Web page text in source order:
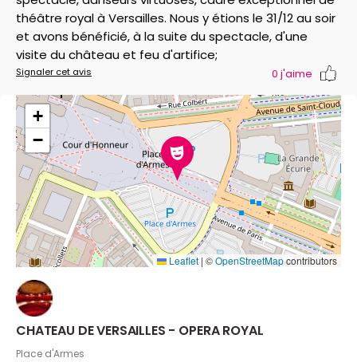
théâtre royal à Versailles. Nous y étions le 31/12 au soir
et avons bénéficié, à la suite du spectacle, d'une
visite du château et feu d'artifice;
Signaler cet avis 0 j'aime
+
−
Leaflet | ©OpenStreetMapcontributors
CHATEAU DE VERSAILLES - OPERA ROYAL
Place d'Armes